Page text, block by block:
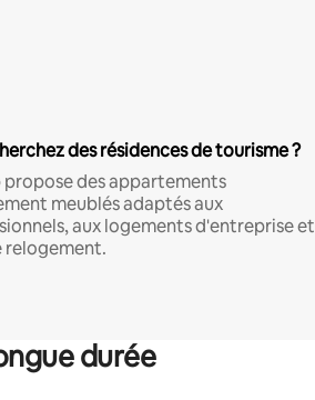
des résidences de tourisme ?
des appartements
meublés adaptés aux
aux logements d'entreprise et
relogement.
durée